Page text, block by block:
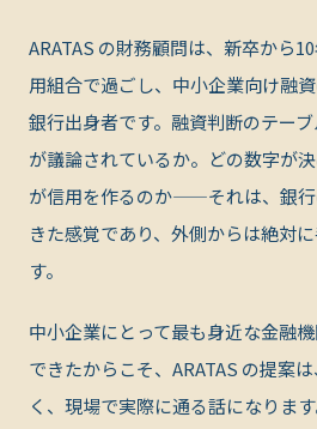
ARATAS の財務顧問は、新卒から
用組合で過ごし、中小企業向け融
銀行出身者です。融資判断のテー
が議論されているか。どの数字が
が信用を作るのか——それは、銀
きた感覚であり、外側からは絶対
す。
中小企業にとって最も身近な金融
できたからこそ、ARATAS の提案
く、現場で実際に通る話になりま